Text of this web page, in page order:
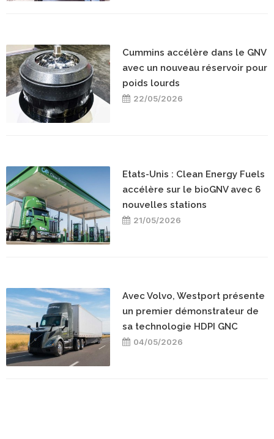
Cummins accélère dans le GNV
avec un nouveau réservoir pour
poids lourds
22/05/2026
Etats-Unis : Clean Energy Fuels
accélère sur le bioGNV avec 6
nouvelles stations
21/05/2026
Avec Volvo, Westport présente
un premier démonstrateur de
sa technologie HDPI GNC
04/05/2026